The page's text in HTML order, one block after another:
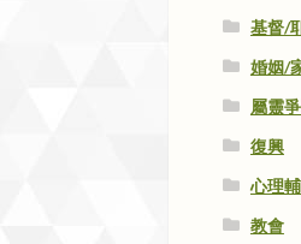
基督/
婚姻/
屬靈
復興
心理
教會